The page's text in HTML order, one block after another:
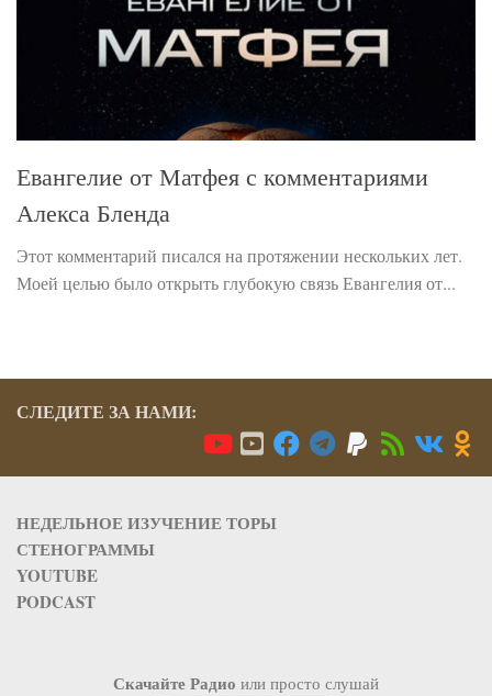
Евангелие от Матфея с комментариями
Алекса Бленда
Этот комментарий писался на протяжении нескольких лет.
Моей целью было открыть глубокую связь Евангелия от...
СЛЕДИТЕ ЗА НАМИ:
НЕДЕЛЬНОЕ ИЗУЧЕНИЕ ТОРЫ
СТЕНОГРАММЫ
YOUTUBE
PODCAST
Скачайте Радио или просто слушай